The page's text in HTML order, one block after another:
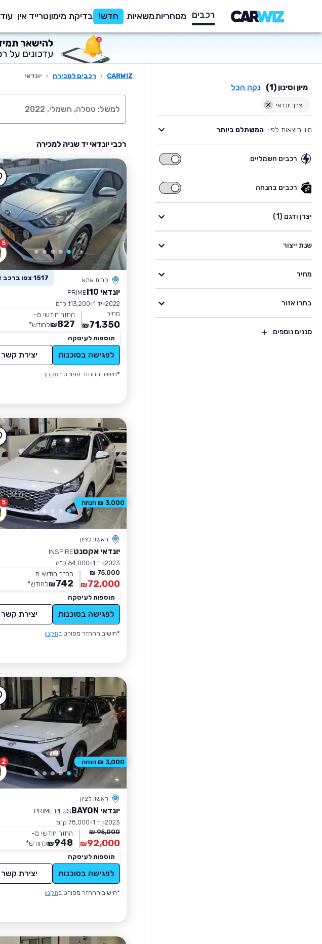
רכבים מסחריותמשאיות חדש! בדיקת מימוןטרייד אין עוד
מיון וסינון (1) נקה הכל
יצרן: יונדאי
מיון תוצאות לפי: המשתלם ביותר
רכבים חשמליים
רכבים
רכבים בהנחה
רכבים
בהנחה
יצרן ודגם (1)
שנת ייצור
מחיר
בחרו אזור
סננים נוספים
CARWIZ
› רכבים למכירה › יונדאי
רכבי יונדאי יד שניה למכירה
5
קרית אתא 1517 צפו ברכב זה
יונדאי I10
PRIME
2022 יד 1
113,200 ק״מ
מחיר
71,350
₪
החזר חודשי מ-
827
₪לחודש*
תוספות לעיסקה
לפגישה בסוכנות יצירת קשר
*חישוב ההחזר מפורט בתקנון
5
ראשון לציון
יונדאי אקסנטINSPIRE
2023 יד 1
64,000 ק״מ
75,000 ₪
72,000
₪
החזר חודשי מ-
742
₪לחודש*
תוספות לעיסקה
לפגישה בסוכנות יצירת קשר
*חישוב ההחזר מפורט בתקנון
3,000 ₪ הנחה
2
ראשון לציון
יונדאי BAYON
PRIME PLUS
2023 יד 1
78,000 ק״מ
95,000 ₪
92,000
₪
החזר חודשי מ-
948
₪לחודש*
תוספות לעיסקה
לפגישה בסוכנות יצירת קשר
*חישוב ההחזר מפורט בתקנון
3,000 ₪ הנחה